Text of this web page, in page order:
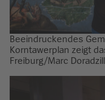
Beeindruckendes
Korntawerplan zeigt
Freiburg/Marc